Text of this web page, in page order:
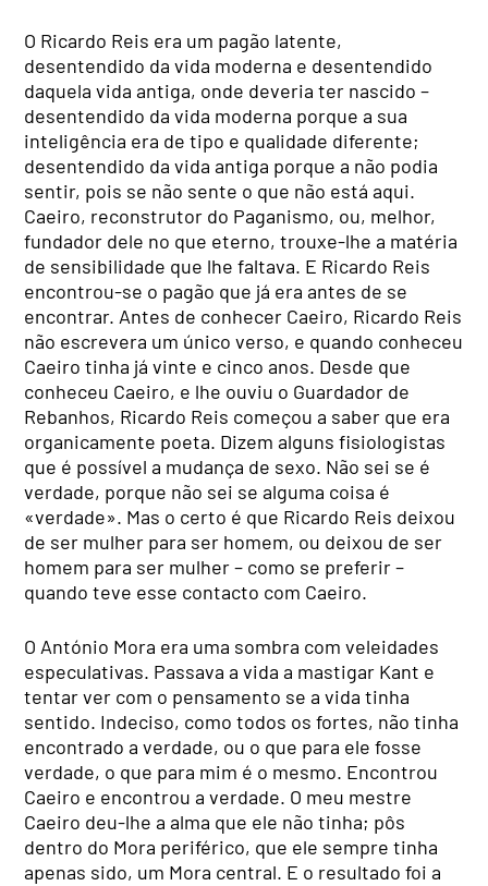
O Ricardo Reis era um pagão latente,
desentendido da vida moderna e desentendido
daquela vida antiga, onde deveria ter nascido –
desentendido da vida moderna porque a sua
inteligência era de tipo e qualidade diferente;
desentendido da vida antiga porque a não podia
sentir, pois se não sente o que não está aqui.
Caeiro, reconstrutor do Paganismo, ou, melhor,
fundador dele no que eterno, trouxe-lhe a matéria
de sensibilidade que lhe faltava. E Ricardo Reis
encontrou-se o pagão que já era antes de se
encontrar. Antes de conhecer Caeiro, Ricardo Reis
não escrevera um único verso, e quando conheceu
Caeiro tinha já vinte e cinco anos. Desde que
conheceu Caeiro, e lhe ouviu o Guardador de
Rebanhos, Ricardo Reis começou a saber que era
organicamente poeta. Dizem alguns fisiologistas
que é possível a mudança de sexo. Não sei se é
verdade, porque não sei se alguma coisa é
«verdade». Mas o certo é que Ricardo Reis deixou
de ser mulher para ser homem, ou deixou de ser
homem para ser mulher – como se preferir –
quando teve esse contacto com Caeiro.
O António Mora era uma sombra com veleidades
especulativas. Passava a vida a mastigar Kant e
tentar ver com o pensamento se a vida tinha
sentido. Indeciso, como todos os fortes, não tinha
encontrado a verdade, ou o que para ele fosse
verdade, o que para mim é o mesmo. Encontrou
Caeiro e encontrou a verdade. O meu mestre
Caeiro deu-lhe a alma que ele não tinha; pôs
dentro do Mora periférico, que ele sempre tinha
apenas sido, um Mora central. E o resultado foi a